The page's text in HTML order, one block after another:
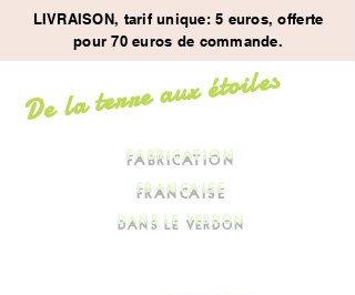
LIVRAISON, tarif unique: 5 euros, offerte
pour 70 euros de commande.
FABRICATION
FRANCAISE
DANS LE VERDON
De la terre aux étoiles